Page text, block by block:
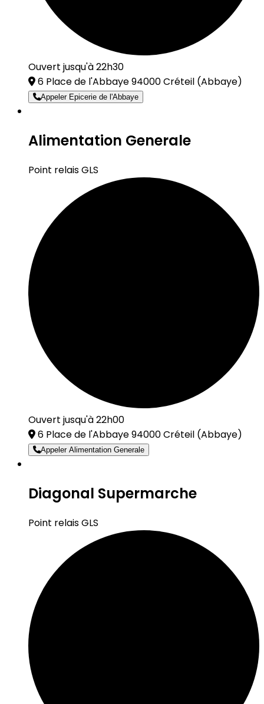
Ouvert jusqu'à 22h30
6 Place de l'Abbaye 94000 Créteil (Abbaye)
Appeler Epicerie de l'Abbaye
Alimentation Generale
Point relais GLS
Ouvert jusqu'à 22h00
6 Place de l'Abbaye 94000 Créteil (Abbaye)
Appeler Alimentation Generale
Diagonal Supermarche
Point relais GLS